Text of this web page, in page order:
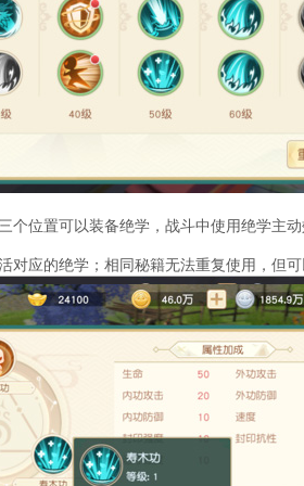
个位置可以装备绝学，战斗中使用绝学主
对应的绝学；相同秘籍无法重复使用，但